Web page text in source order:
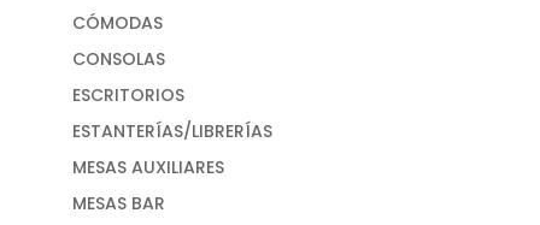
CÓMODAS
CONSOLAS
ESCRITORIOS
ESTANTERÍAS/LIBRERÍAS
MESAS AUXILIARES
MESAS BAR